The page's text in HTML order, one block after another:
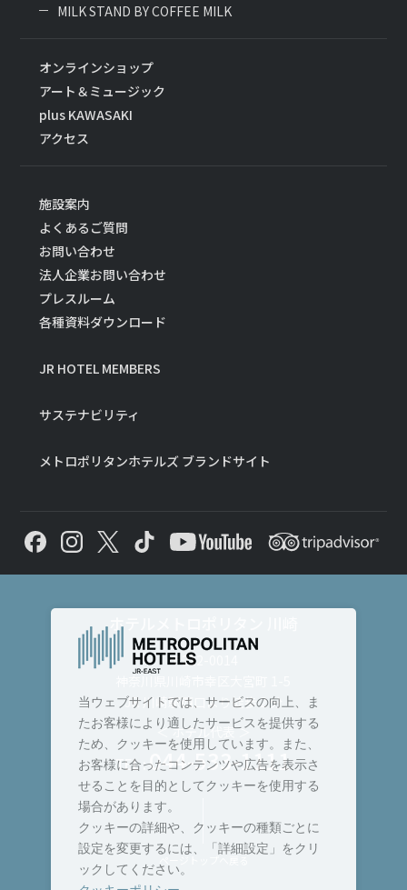
MILK STAND BY COFFEE MILK
オンラインショップ
アート＆ミュージック
plus KAWASAKI
アクセス
施設案内
よくあるご質問
お問い合わせ
法人企業お問い合わせ
プレスルーム
各種資料ダウンロード
JR HOTEL MEMBERS
サステナビリティ
メトロポリタンホテルズ ブランドサイト
ホテルメトロポリタン 川崎
〒212-0014
JR 川崎駅西口より徒歩 2 分
＜ ホテル代表 ＞
TEL :044-533-1111
当ウェブサイトでは、サービスの向上、ま
たお客様により適したサービスを提供する
ため、クッキーを使用しています。また、
お客様に合ったコンテンツや広告を表示さ
せることを目的としてクッキーを使用する
場合があります。
クッキーの詳細や、クッキーの種類ごとに
設定を変更するには、「詳細設定」をクリ
ックしてください。